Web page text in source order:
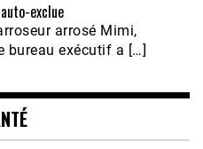
exclue
arrosé Mimi,
bureau exécutif a […]